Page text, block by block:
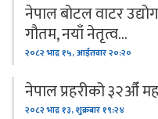
नेपाल बोटल वाटर
गौतम, नयाँ नेतृत्व…
२०८२ भाद्र १५, आईतवार २०:२०
नेपाल प्रहरीको ३२औँ
२०८२ भाद्र १३, शुक्रबार १९:२४